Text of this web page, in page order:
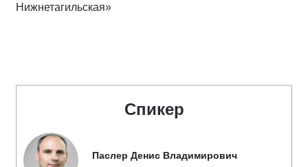
Нижнетагильская»
Спикер
Паслер Денис Владимирович